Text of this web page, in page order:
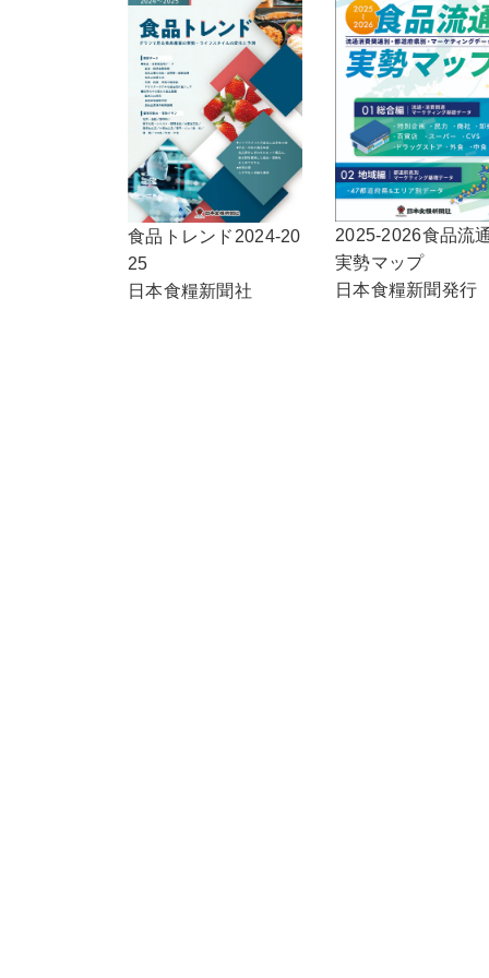
食品トレンド2024-20
25
日本食糧新聞社
2025-2026食品流
実勢マップ
日本食糧新聞発行